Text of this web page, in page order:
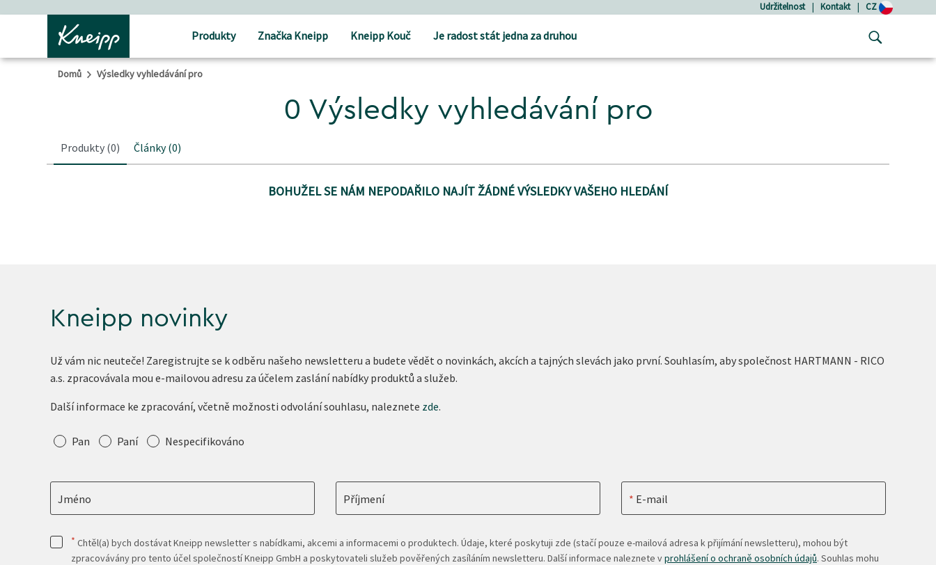
Udržitelnost | Kontakt | CZ
Produkty Značka Kneipp Kneipp Kouč Je radost stát jedna za druhou
Domů Výsledky vyhledávání pro
0 Výsledky vyhledávání pro
Produkty (0) Články(0)
BOHUŽEL SE NÁM NEPODAŘILO NAJÍT ŽÁDNÉ VÝSLEDKY VAŠEHO HLEDÁNÍ
Kneipp novinky
Už vám nic neuteče! Zaregistrujte se k odběru našeho newsletteru a budete vědět o novinkách, akcích a tajných slevách jako první. Souhlasím, aby společnost HARTMANN - RICO
a.s. zpracovávala mou e-mailovou adresu za účelem zaslání nabídky produktů a služeb.
Další informace ke zpracování, včetně možnosti odvolání souhlasu, naleznete zde.
Oslovení
Pan Paní Nespecifikováno
Jméno Příjmení E-mail
* Chtěl(a) bych dostávat Kneipp newsletter s nabídkami, akcemi a informacemi o produktech. Údaje, které poskytuji zde (stačí pouze e-mailová adresa k přijímání newsletteru), mohou být
zpracovávány pro tento účel společností Kneipp GmbH a poskytovateli služeb pověřených zasíláním newsletteru. Další informace naleznete vprohlášení o ochraně osobních údajů. Souhlas mohu